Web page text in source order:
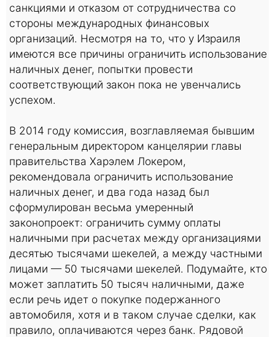
санкциями и отказом от сотрудничества со
стороны международных финансовых
организаций. Несмотря на то, что у Израиля
имеются все причины ограничить использование
наличных денег, попытки провести
соответствующий закон пока не увенчались
успехом.
В 2014 году комиссия, возглавляемая бывшим
генеральным директором канцелярии главы
правительства Харэлем Локером,
рекомендовала ограничить использование
наличных денег, и два года назад был
сформулирован весьма умеренный
законопроект: ограничить сумму оплаты
наличными при расчетах между организациями
десятью тысячами шекелей, а между частными
лицами — 50 тысячами шекелей. Подумайте, кто
может заплатить 50 тысяч наличными, даже
если речь идет о покупке подержанного
автомобиля, хотя и в таком случае сделки, как
правило, оплачиваются через банк. Рядовой